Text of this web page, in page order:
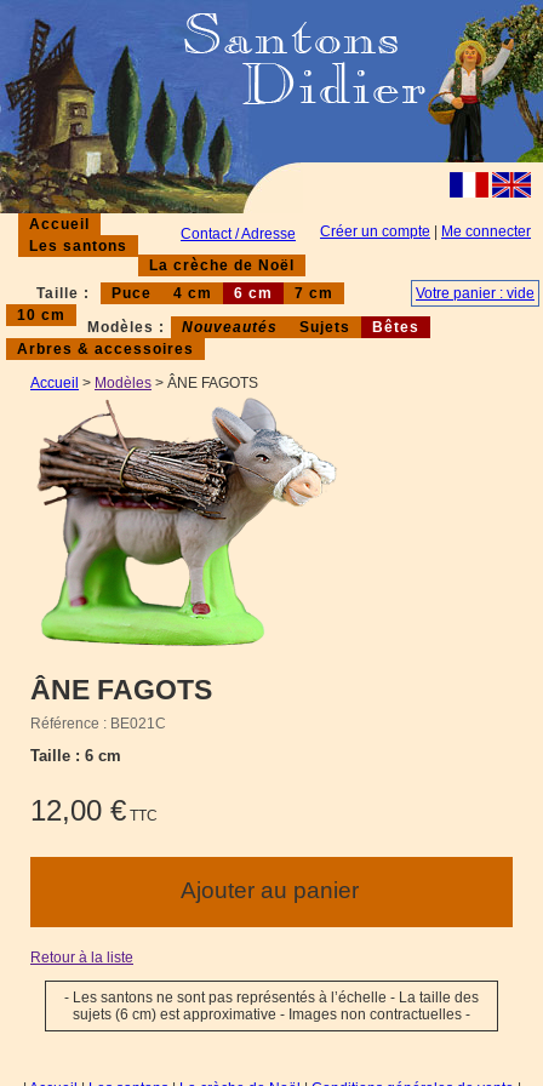
Créer un compte Me connecter
Contact / Adresse
Accueil
Les santons
La crèche de Noël
Votre panier : vide
Taille : Puce 4 cm 6 cm
7 cm
10 cm
Modèles : Nouveautés Sujets
Bêtes
Arbres & accessoires
Accueil > Modèles > ÂNE FAGOTS
ÂNE FAGOTS
Référence : BE021C
Taille : 6 cm
12,00 € TTC
Retour à la liste
- Les santons ne sont pas représentés à l’échelle - La taille des
sujets (6 cm) est approximative - Images non contractuelles -